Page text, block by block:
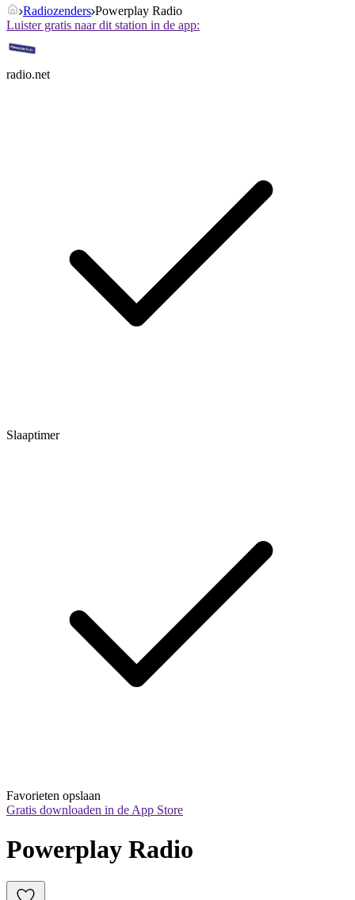
Radiozenders Powerplay Radio
Luister gratis naar dit station in de app:
radio.net
Slaaptimer
Favorieten opslaan
Gratis downloaden in de App Store
Powerplay Radio